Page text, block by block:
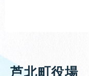
芦北町役場